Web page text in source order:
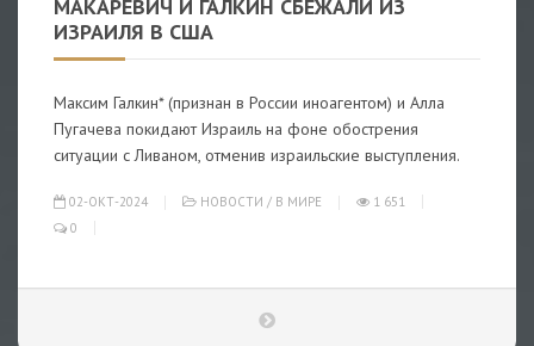
МАКАРЕВИЧ И ГАЛКИН СБЕЖАЛИ ИЗ
ИЗРАИЛЯ В США
Максим Галкин* (признан в России иноагентом) и Алла
Пугачева покидают Израиль на фоне обострения
ситуации с Ливаном, отменив израильские выступления.
02-ОКТ-2024 НОВОСТИ / В МИРЕ
1 651
0